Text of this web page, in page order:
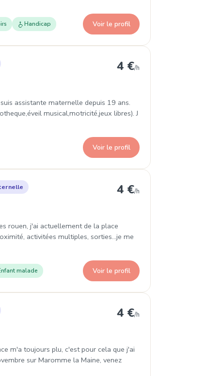
Handicap Voir le profil
4 €/h
assistante maternelle depuis 19 ans.
musical,motricité,jeux libres). J
Voir le profil
lès-Rouen 4 €/h
rouen, j'ai actuellement de la place
activitées multiples, sorties...je me
malade Voir le profil
4 €/h
m'a toujours plu, c'est pour cela que j'ai
sur Maromme la Maine, venez